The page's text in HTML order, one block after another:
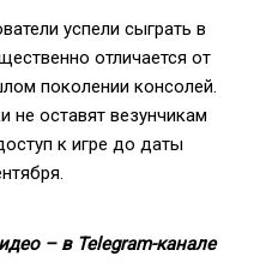
успели сыграть в
отличается от
поколении консолей.
не оставят везунчикам
к игре до даты
– в Telegram-канале